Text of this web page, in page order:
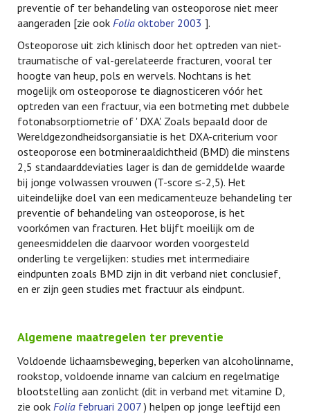
preventie of ter behandeling van osteoporose niet meer
aangeraden [zie ook Folia oktober 2003 ].
Osteoporose uit zich klinisch door het optreden van niet-
traumatische of val-gerelateerde fracturen, vooral ter
hoogte van heup, pols en wervels. Nochtans is het
mogelijk om osteoporose te diagnosticeren vóór het
optreden van een fractuur, via een botmeting met dubbele
fotonabsorptiometrie of ' DXA'. Zoals bepaald door de
Wereldgezondheidsorgansiatie is het DXA-criterium voor
osteoporose een botmineraaldichtheid (BMD) die minstens
2,5 standaarddeviaties lager is dan de gemiddelde waarde
bij jonge volwassen vrouwen (T-score ≤-2,5). Het
uiteindelijke doel van een medicamenteuze behandeling ter
preventie of behandeling van osteoporose, is het
voorkómen van fracturen. Het blijft moeilijk om de
geneesmiddelen die daarvoor worden voorgesteld
onderling te vergelijken: studies met intermediaire
eindpunten zoals BMD zijn in dit verband niet conclusief,
en er zijn geen studies met fractuur als eindpunt.
Algemene maatregelen ter preventie
Voldoende lichaamsbeweging, beperken van alcoholinname,
rookstop, voldoende inname van calcium en regelmatige
blootstelling aan zonlicht (dit in verband met vitamine D,
zie ook Folia februari 2007) helpen op jonge leeftijd een